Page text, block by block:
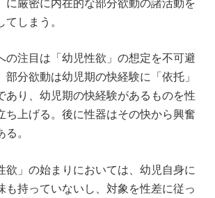
しまう。
注目は「幼児性欲」の想定を不可避
部分欲動は幼児期の快経験に「依托」
あり、幼児期の快経験があるものを性
ち上げる。後に性器はその快から興奮
。
」の始まりにおいては、幼児自身に
も持っていないし、対象を性差に従っ